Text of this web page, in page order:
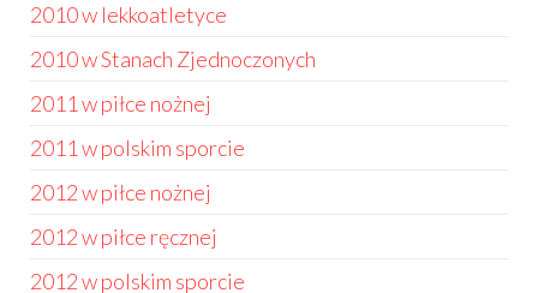
2010 w lekkoatletyce
2010 w Stanach Zjednoczonych
2011 w piłce nożnej
2011 w polskim sporcie
2012 w piłce nożnej
2012 w piłce ręcznej
2012 w polskim sporcie